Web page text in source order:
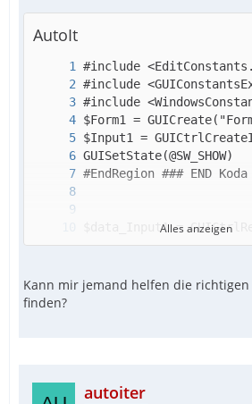
AutoIt
Alles anzeigen
Kann mir jemand helfen die
finden?
autoiter